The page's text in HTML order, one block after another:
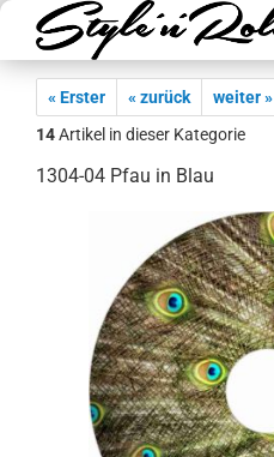
« Erster « zurück weiter »
14Artikel in dieser Kategorie
1304-04 Pfau in Blau